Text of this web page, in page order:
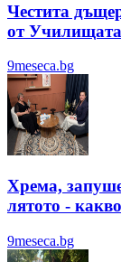
Честита
от
9meseca.bg
Хрема,
лятотo -
9meseca.bg